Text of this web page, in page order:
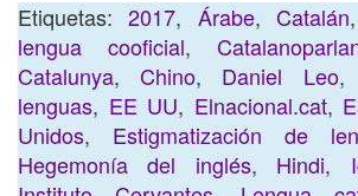
Etiquetas:2017, Árabe,Catalán,
lengua cooficial,
Catalunya,Chino, Daniel Leo,
lenguas, EE UU, Elnacional.cat,
Unidos, Estigmatización de
Hegemonía del inglés, Hindi,